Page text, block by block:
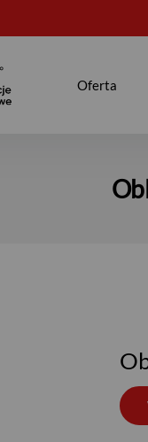
Oferta